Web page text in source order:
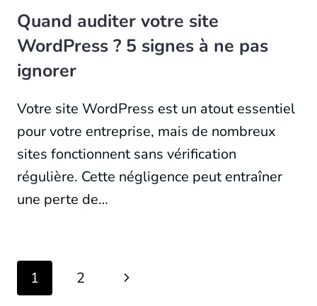
Quand auditer votre site
WordPress ? 5 signes à ne pas
ignorer
Votre site WordPress est un atout essentiel
pour votre entreprise, mais de nombreux
sites fonctionnent sans vérification
régulière. Cette négligence peut entraîner
une perte de…
Page
1 2
Next